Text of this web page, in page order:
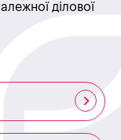
ділової